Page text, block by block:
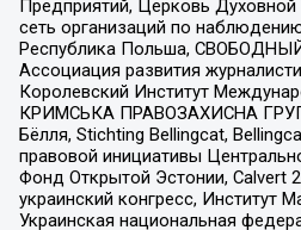
Предприятий, Церковь Духовной
сеть организаций по
Республика Польша,
Ассоциация развития
Королевский Институт
КРИМСЬКА ПРАВОЗАХИСНА
Бёлля, Stichting Bellingcat,
правовой инициативы
Фонд Открытой Эстонии, Calvert
украинский конгресс, Институт
Украинская национальная